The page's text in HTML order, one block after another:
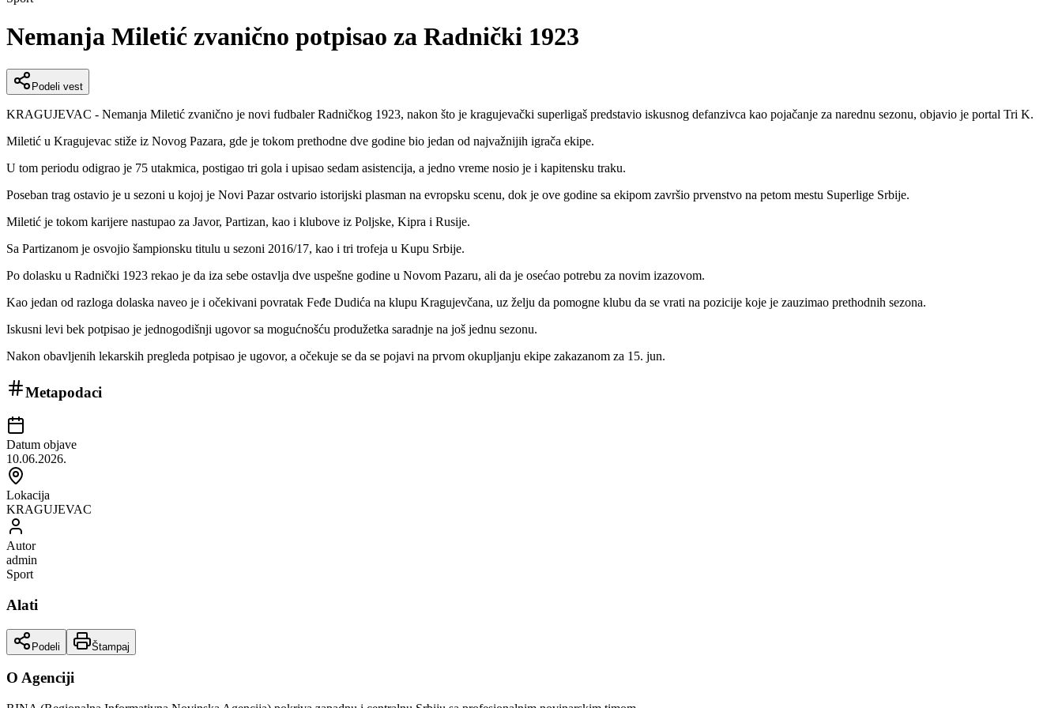
Nemanja Miletić zvanično potpisao za Radnički 1923
Podeli vest
KRAGUJEVAC - Nemanja Miletić zvanično je novi fudbaler Radničkog 1923, nakon što je kragujevački superligaš predstavio iskusnog defanzivca kao pojačanje za narednu sezonu, objavio je portal Tri K.
Miletić u Kragujevac stiže iz Novog Pazara, gde je tokom prethodne dve godine bio jedan od najvažnijih igrača ekipe.
U tom periodu odigrao je 75 utakmica, postigao tri gola i upisao sedam asistencija, a jedno vreme nosio je i kapitensku traku.
Poseban trag ostavio je u sezoni u kojoj je Novi Pazar ostvario istorijski plasman na evropsku scenu, dok je ove godine sa ekipom završio prvenstvo na petom mestu Superlige Srbije.
Miletić je tokom karijere nastupao za Javor, Partizan, kao i klubove iz Poljske, Kipra i Rusije.
Sa Partizanom je osvojio šampionsku titulu u sezoni 2016/17, kao i tri trofeja u Kupu Srbije.
Po dolasku u Radnički 1923 rekao je da iza sebe ostavlja dve uspešne godine u Novom Pazaru, ali da je osećao potrebu za novim izazovom.
Kao jedan od razloga dolaska naveo je i očekivani povratak Feđe Dudića na klupu Kragujevčana, uz želju da pomogne klubu da se vrati na pozicije koje je zauzimao prethodnih sezona.
Iskusni levi bek potpisao je jednogodišnji ugovor sa mogućnošću produžetka saradnje na još jednu sezonu.
Nakon obavljenih lekarskih pregleda potpisao je ugovor, a očekuje se da se pojavi na prvom okupljanju ekipe zakazanom za 15. jun.
Metapodaci
Datum objave
10.06.2026.
Lokacija
KRAGUJEVAC
Autor
admin
Sport
Alati
Podeli Štampaj
O Agenciji